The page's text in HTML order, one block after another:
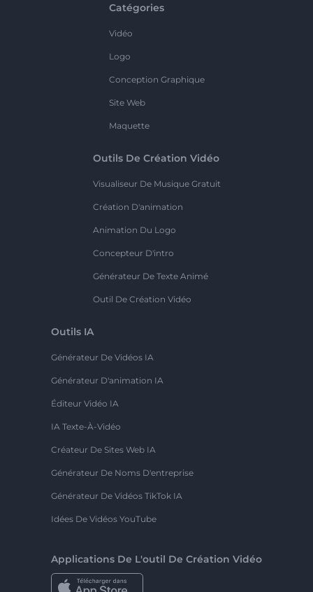
Catégories
Vidéo
Logo
Conception Graphique
Site Web
Maquette
Outils De Création Vidéo
Visualiseur De Musique Gratuit
Création D'animation
Animation Du Logo
Concepteur D'intro
Générateur De Texte Animé
Outil De Création Vidéo
Outils IA
Générateur De Vidéos IA
Générateur D'animation IA
Éditeur Vidéo IA
IA Texte-À-Vidéo
Créateur De Sites Web IA
Générateur De Noms D'entreprise
Générateur De Vidéos TikTok IA
Idées De Vidéos YouTube
Applications De L'outil De Création Vidéo